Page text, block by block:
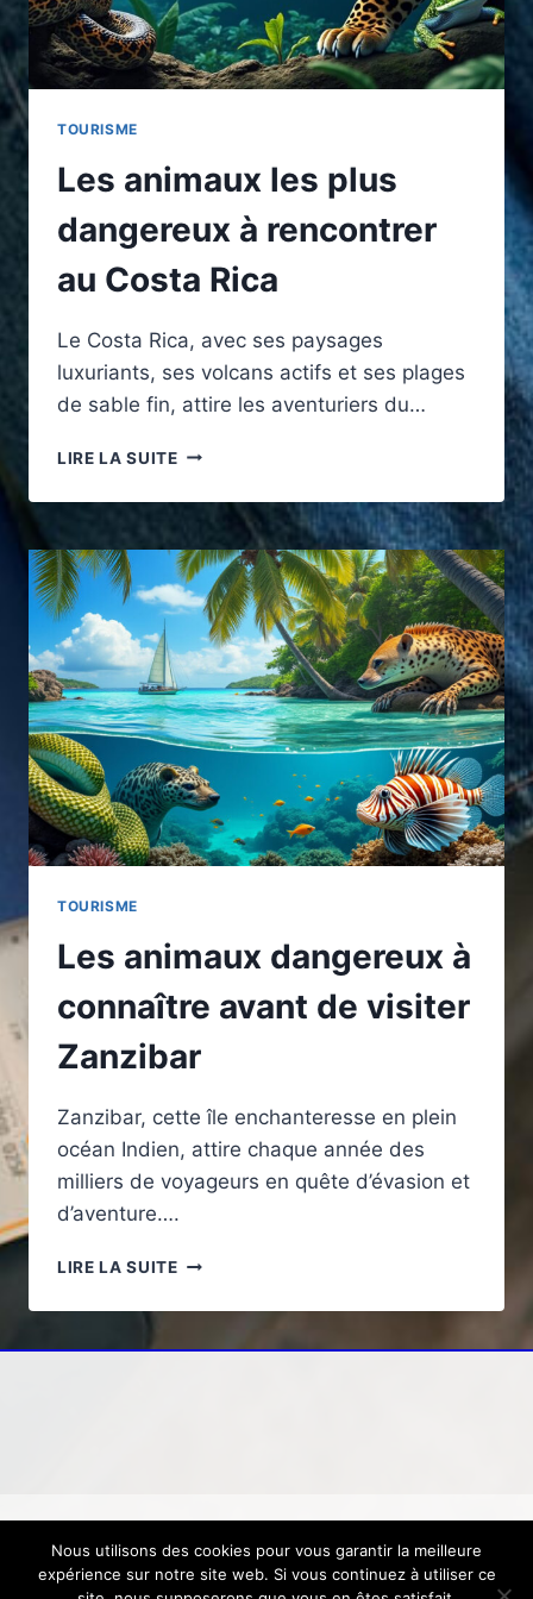
TOURISME
Les animaux les plus
dangereux à rencontrer
au Costa Rica
Le Costa Rica, avec ses paysages
luxuriants, ses volcans actifs et ses plages
de sable fin, attire les aventuriers du…
LIRE LA SUITELES
LES
DANGEREUX
À
RENCONTRER
COSTA
RICA
TOURISME
Les animaux dangereux à
connaître avant de visiter
Zanzibar
Zanzibar, cette île enchanteresse en plein
océan Indien, attire chaque année des
milliers de voyageurs en quête d’évasion et
d’aventure….
LIRE LA SUITELES
DANGEREUX
© 2026 Loisirs, voyage, tourismeMentions
Nous utilisons des cookies pour vous garantir la meilleure
expérience sur notre site web. Si vous continuez à utiliser ce